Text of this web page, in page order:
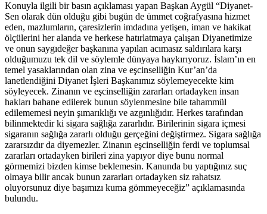
Konuyla ilgili bir basın açıklaması yapan Başkan Aygül “Diyanet-
Sen olarak dün olduğu gibi bugün de ümmet coğrafyasına hizmet
eden, mazlumların, çaresizlerin imdadına yetişen, iman ve hakikat
ölçülerini her alanda ve herkese hatırlatmaya çalışan Diyanetimize
ve onun saygıdeğer başkanına yapılan acımasız saldırılara karşı
olduğumuzu tek dil ve söylemle dünyaya haykırıyoruz. İslam’ın en
temel yasaklarından olan zina ve eşcinselliğin Kur’an’da
lanetlendiğini Diyanet İşleri Başkanımız söylemeyecekte kim
söyleyecek. Zinanın ve eşcinselliğin zararları ortadayken insan
hakları bahane edilerek bunun söylenmesine bile tahammül
edilememesi neyin şımarıklığı ve azgınlığıdır. Herkes tarafından
bilinmektedir ki sigara sağlığa zararlıdır. Birilerinin sigara içmesi
sigaranın sağlığa zararlı olduğu gerçeğini değiştirmez. Sigara sağlığa
zararsızdır da diyemezler. Zinanın eşcinselliğin ferdi ve toplumsal
zararları ortadayken birileri zina yapıyor diye bunu normal
görmemizi bizden kimse beklemesin. Kanunda bu yaptığınız suç
olmaya bilir ancak bunun zararları ortadayken siz rahatsız
oluyorsunuz diye başımızı kuma gömmeyeceğiz” açıklamasında
bulundu.